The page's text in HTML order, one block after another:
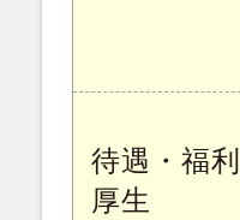
待遇・福利
厚生